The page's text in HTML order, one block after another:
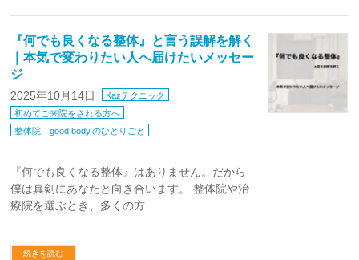
『何でも良くなる整体』と言う誤解を解く
｜本気で変わりたい人へ届けたいメッセー
ジ
2025年10月14日
Kazテクニック
初めてご来院をされる方へ
整体院 good body.のひとりごと
『何でも良くなる整体』はありません。だから
僕は真剣にあなたと向き合います。 整体院や治
療院を選ぶとき、多くの方 …
続きを読む